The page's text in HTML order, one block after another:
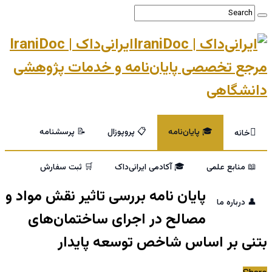
ایرانی‌داک | IraniDoc
مرجع تخصصی پایان‌نامه و خدمات پژوهشی
دانشگاهی
خانه 🎓 پایان‌نامه 📋 پروپوزال 📝 پرسشنامه
📖 منابع علمی 🎓 آکادمی ایرانی‌داک 🛒 ثبت سفارش
👤 درباره ما
پایان نامه بررسی تاثیر نقش مواد و
مصالح در اجرای ساختمان‌های
بتنی بر اساس شاخص توسعه پایدار